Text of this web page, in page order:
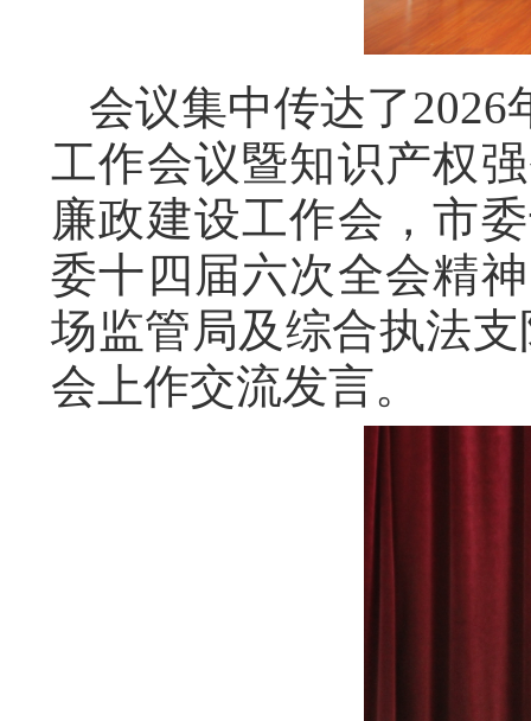
会议集中传达了
工作会议暨知识产权
廉政建设工作会，市
委十四届六次全会精
场监管局及综合执法
会上作交流发言。